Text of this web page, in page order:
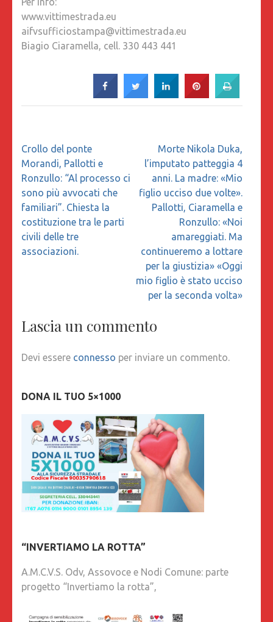
www.vittimestrada.eu
aifvsufficiostampa@vittimestrada.eu
Biagio Ciaramella, cell. 330 443 441
Navigazione
articoli
Crollo del ponte
Morandi, Pallotti e
Ronzullo: “Al processo ci
sono più avvocati che
familiari”. Chiesta la
costituzione tra le parti
civili delle tre
associazioni.
Morte Nikola Duka,
l’imputato patteggia 4
anni. La madre: «Mio
figlio ucciso due volte».
Pallotti, Ciaramella e
Ronzullo: «Noi
amareggiati. Ma
continueremo a lottare
per la giustizia» «Oggi
mio figlio è stato ucciso
per la seconda volta»
Lascia un commento
Devi essere connesso per inviare un commento.
DONA IL TUO 5×1000
“INVERTIAMO LA ROTTA”
A.M.C.V.S. Odv, Assovoce e Nodi Comune: parte
progetto “Invertiamo la rotta”,